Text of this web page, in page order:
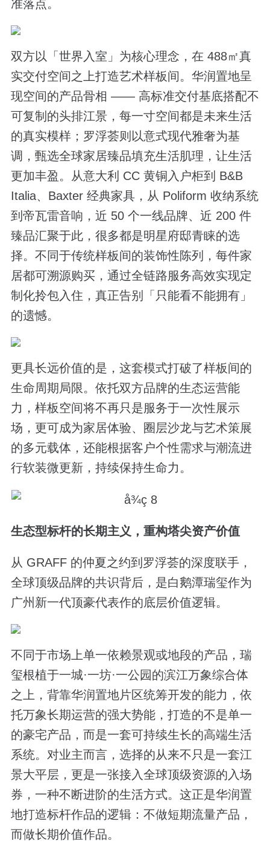
准落点。
双方以「世界入室」为核心理念，在 488㎡真
实交付空间之上打造艺术样板间。华润置地呈
现空间的产品骨相 —— 高标准交付基底搭配不
可复制的头排江景，每一寸空间都是未来生活
的真实模样；罗浮荟则以意式现代雅奢为基
调，甄选全球家居臻品填充生活肌理，让生活
更加丰盈。从意大利 CC 黄铜入户柜到 B&B
Italia、Baxter 经典家具，从 Poliform 收纳系统
到帝瓦雷音响，近 50 个一线品牌、近 200 件
臻品汇聚于此，很多都是明星府邸青睐的选
择。不同于传统样板间的装饰性陈列，每件家
居都可溯源购买，通过全链路服务高效实现定
制化拎包入住，真正告别「只能看不能拥有」
的遗憾。
更具长远价值的是，这套模式打破了样板间的
生命周期局限。依托双方品牌的生态运营能
力，样板空间将不再只是服务于一次性展示
场，更可成为家居体验、圈层沙龙与艺术策展
的多元载体，还能根据客户个性需求与潮流进
行软装微更新，持续保持生命力。
生态型标杆的长期主义，重构塔尖资产价值
从 GRAFF 的仲夏之约到罗浮荟的深度联手，
全球顶级品牌的共识背后，是白鹅潭瑞玺作为
广州新一代顶豪代表作的底层价值逻辑。
不同于市场上单一依赖景观或地段的产品，瑞
玺根植于一城·一坊·一公园的滨江万象综合体
之上，背靠华润置地片区统筹开发的能力，依
托万象长期运营的强大势能，打造的不是单一
的豪宅产品，而是一套可持续生长的高端生活
系统。对业主而言，选择的从来不只是一套江
景大平层，更是一张接入全球顶级资源的入场
券，一种不断进阶的生活方式。这正是华润置
地打造标杆作品的逻辑：不做短期流量产品，
而做长期价值作品。